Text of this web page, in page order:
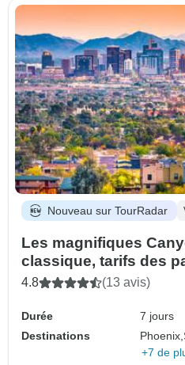
Nouveau sur TourRadar
Les magnifiques
classique, tarifs des
américains pour les
4.8 (13 avis)
Durée
7 jours
Destinations
Phoenix,
+7 de